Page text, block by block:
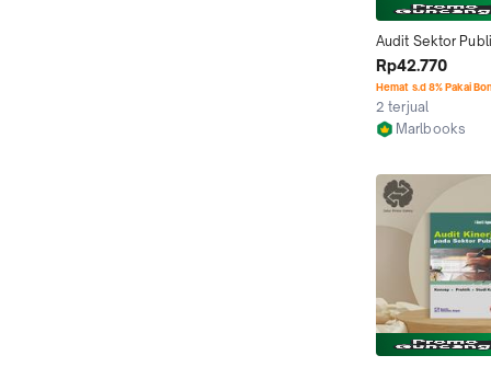
Audit Sektor
Indra Bastian
Rp42.770
Hemat s.d 8% Pakai
2 terjual
Marlbooks